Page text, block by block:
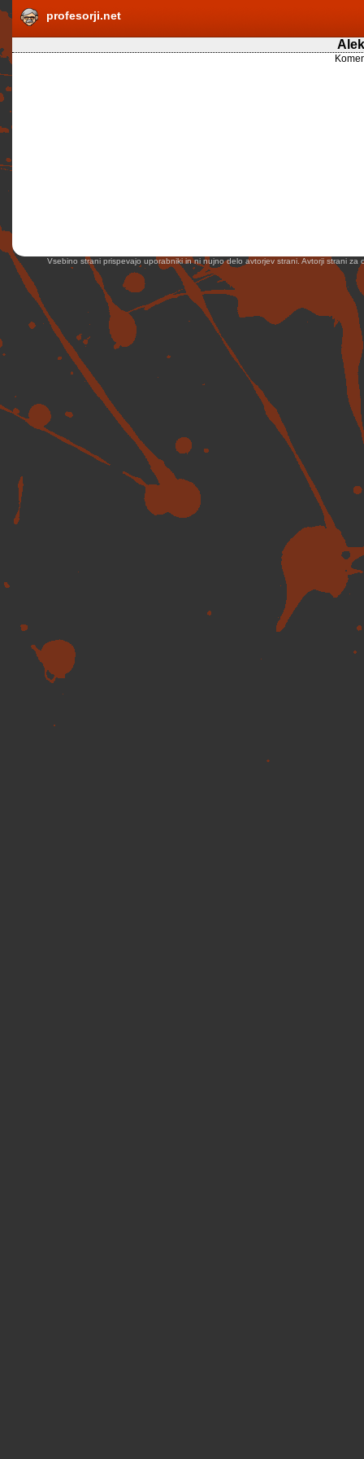
profesorji.net
Vsebino strani prispevajo uporabniki in ni nujno delo avtorjev strani. Avtorji strani